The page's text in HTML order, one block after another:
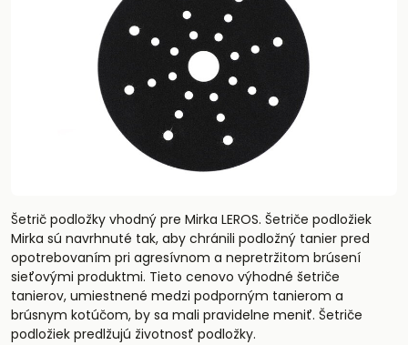
Šetrič podložky vhodný pre Mirka LEROS. Šetriče podložiek
Mirka sú navrhnuté tak, aby chránili podložný tanier pred
opotrebovaním pri agresívnom a nepretržitom brúsení
sieťovými produktmi. Tieto cenovo výhodné šetriče
tanierov, umiestnené medzi podporným tanierom a
brúsnym kotúčom, by sa mali pravidelne meniť. Šetriče
podložiek predlžujú životnosť podložky.